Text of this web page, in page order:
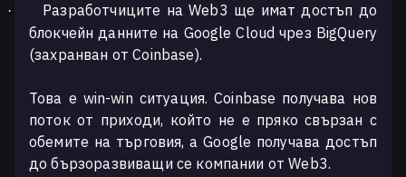
·
Разработчиците на Web3 ще имат достъп до
блокчейн данните на Google Cloud чрез BigQuery
(захранван от Coinbase).
Това е win-win ситуация. Coinbase получава нов
поток от приходи, който не е пряко свързан с
обемите на търговия, а Google получава достъп
до бързоразвиващи се компании от Web3.